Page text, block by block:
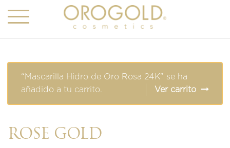
“Mascarilla Hidro de Oro Rosa 24K” se ha
añadido a tu carrito.
Ver carrito
ROSE GOLD